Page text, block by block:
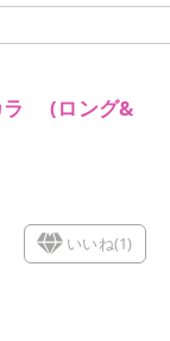
しいポイント。
湿
成分） 手軽
🌿
ラ (ロング&
いいね(1)